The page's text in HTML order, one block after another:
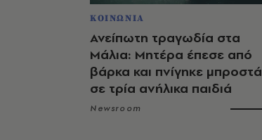
ΚΟΙΝΩΝΙΑ
Ανείπωτη τραγωδία στα
Μάλια: Μητέρα έπεσε από
βάρκα και πνίγηκε μπροστά
σε τρία ανήλικα παιδιά
Newsroom